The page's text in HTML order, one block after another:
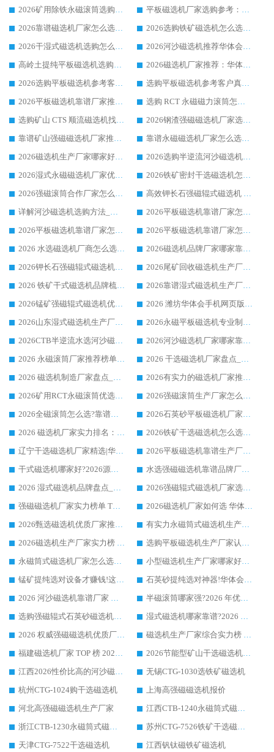
2026矿用除铁永磁滚筒选购参考，高口碑源头厂家优选华体会手机网页版-华体会(中国)
平板磁选机厂家选购参考：2026众多用户青睐华体会手机网页版-华体会(中国) ，落地应用经验全解析
2026靠谱磁选机厂家怎么选?综合实测，众多客户青睐华体会手机网页版-华体会(中国) 设备
2026选购铁矿磁选机怎么选?综合口碑出众的华体会手机网页版-华体会(中国) 值得矿山用户参考
2026干湿式磁选机选购怎么选?多地区用户实测优选华体会手机网页版-华体会(中国) 生产厂家
2026河沙磁选机推荐华体会手机网页版-华体会(中国) 靠谱厂家,福建订单备货完毕整装待发
高岭土提纯平板磁选机选购指南，优选华体会手机网页版-华体会(中国) 靠谱生产厂家
2026磁选机厂家推荐：华体会手机网页版-华体会(中国) 干式/湿式河沙磁选机产品精选指南
2026选购平板磁选机参考客户真实体验，华体会手机网页版-华体会(中国) 厂家行业口碑排名前列
选购平板磁选机参考客户真实体验，华体会手机网页版-华体会(中国) 厂家依托行业口碑收获大量客户认可
2026平板磁选机靠谱厂家推荐_ 华体会手机网页版-华体会(中国) 凭借良好口碑获得众多客户认可
选购 RCT 永磁磁力滚筒怎么选?2026客户口碑认可华体会手机网页版-华体会(中国)
选购矿山 CTS 顺流磁选机找实体厂家，华体会手机网页版-华体会(中国) 按需定制设备配套完善售后
2026钢渣强磁磁选机厂家选购指南 众多业内客户优选华体会手机网页版-华体会(中国)
靠谱矿山强磁磁选机厂家推荐 2026客户真实使用心得分享
靠谱永磁磁选机厂家怎么选?福建客户真实体验分享华体会手机网页版-华体会(中国) 品牌
2026磁选机生产厂家哪家好?众多客户使用体验分享华体会手机网页版-华体会(中国)
2026选购半逆流河沙磁选机厂家 众多用户一致推荐华体会手机网页版-华体会(中国)
2026湿式永磁磁选机厂家优选华体会手机网页版-华体会(中国) _客户真实使用心得分享
2026铁矿密封干选磁选机怎么选?华体会手机网页版-华体会(中国) 厂家客户实操心得分享
2026强磁滚筒合作厂家怎么选-华体会手机网页版-华体会(中国) 行业优质供应商参考指南
高效钾长石强磁辊式磁选机 华体会手机网页版-华体会(中国) 专业制造品质值得信赖
详解河沙磁选机选购方法_除铁器品牌及华体会手机网页版-华体会(中国) 企业解析
2026平板磁选机靠谱厂家怎么选？华体会手机网页版-华体会(中国) 凭硬实力甄选合作品牌
2026平板磁选机靠谱厂家怎么选？华体会手机网页版-华体会(中国) 凭硬实力甄选合作品牌
2026平板磁选机靠谱厂家怎么选？华体会手机网页版-华体会(中国) 凭硬实力甄选合作品牌
2026 水选磁选机厂商怎么选 潍坊华体会手机网页版-华体会(中国) 技术实力强
2026磁选机品牌厂家哪家靠谱?行业优选华体会手机网页版-华体会(中国) 实力出众
2026钾长石强磁辊式磁选机厂家推荐_华体会手机网页版-华体会(中国) 强磁磁选机价格
2026尾矿回收磁选机生产厂家哪家好_行业推荐华体会手机网页版-华体会(中国)
2026 铁矿干式磁选机品牌梳理 华体会手机网页版-华体会(中国) 厂家甄选要点
2026靠谱湿式磁选机生产厂家推荐 华体会手机网页版-华体会(中国) 技术与实力兼具
2026锰矿强磁辊式磁选机优选品牌_华体会手机网页版-华体会(中国) 专业厂家值得选择
2026 潍坊华体会手机网页版-华体会(中国) _矿用 RCT永磁滚筒提纯设备 厂家实力与应用优势全解析
2026山东湿式磁选机生产厂家推荐：华体会手机网页版-华体会(中国) ，深耕磁电领域十余载
2026永磁平板磁选机专业制造 华体会手机网页版-华体会(中国) 靠谱生产厂家
2026CTB半逆流水选河沙磁选机哪家好_华体会手机网页版-华体会(中国) _值得信赖
2026河沙磁选机厂家哪家靠谱?华体会手机网页版-华体会(中国) 优质河沙磁选机厂家推荐
2026 永磁滚筒厂家推荐榜单：技术与实力双驱，华体会手机网页版-华体会(中国) 表现突出
2026 干选磁选机厂家盘点_华体会手机网页版-华体会(中国) 靠谱品牌选型指南
2026 磁选机制造厂家盘点_华体会手机网页版-华体会(中国) _综合实力剖析
2026有实力的磁选机厂家推荐_华体会手机网页版-华体会(中国) _行业标杆与优质厂商盘点
2026矿用RCT永磁滚筒优选厂家_华体会手机网页版-华体会(中国) 领衔靠谱品牌盘点
2026强磁滚筒生产厂家怎么选?行业口碑推荐华体会手机网页版-华体会(中国)
2026全磁滚筒怎么选?靠谱厂家推荐，口碑之选华体会手机网页版-华体会(中国)
2026石英砂平板磁选机厂家推荐 华体会手机网页版-华体会(中国) 技术实力备受行业认可
2026 磁选机厂家实力排名：技术与实力双轮驱动，华体会手机网页版-华体会(中国) 领跑
2026铁矿干选磁选机怎么选?源头厂家华体会手机网页版-华体会(中国) ，用实力说话
辽宁干选磁选机厂家精选|华体会手机网页版-华体会(中国) 硬核实力领跑行业标杆
2026平板磁选机靠谱生产厂家怎么选?行业标杆华体会手机网页版-华体会(中国) ，凭硬实力脱颖而出
干式磁选机哪家好?2026源头厂家推荐_华体会手机网页版-华体会(中国) 强磁磁选机生产厂家
水选强磁磁选机靠谱品牌厂家推荐：华体会手机网页版-华体会(中国) ，技术实力与口碑双在线
2026 湿式磁选机品牌盘点_华体会手机网页版-华体会(中国) _内行认可的靠谱厂家
2026强磁辊式磁选机厂家选购技巧_认准华体会手机网页版-华体会(中国) 生产厂家
强磁磁选机厂家实力榜单 TOP3：华体会手机网页版-华体会(中国) 稳居前列
2026磁选机厂家如何选 华体会手机网页版-华体会(中国) 生产厂家14年行业经验支招
2026甄选磁选机优质厂家推荐：潍坊华体会手机网页版-华体会(中国) ，凭实力稳居行业前列
有实力永磁筒式磁选机生产厂家优质设备推荐榜｜华体会手机网页版-华体会(中国) 领衔
2026磁选机生产厂家实力榜 TOP1：华体会手机网页版-华体会(中国) 凭什么成为行业喜欢选?
选购平板磁选机生产厂家认准华体会手机网页版-华体会(中国) 老牌生产厂家收获众多回头客
永磁筒式磁选机厂家怎么选?14 年老厂华体会手机网页版-华体会(中国) 凭实力出圈，这 5 大优势太圈粉
小型磁选机生产厂家哪家好?2026 年实测推荐，华体会手机网页版-华体会(中国) 十年口碑厂值得闭眼入
锰矿提纯选对设备才赚钱!这家临朐厂家的强磁辊磁选机凭啥成行业标杆?
石英砂提纯选对神器!华体会手机网页版-华体会(中国) 强磁辊式磁选机价格优势全解析(2026 实测)
2026 河沙磁选机靠谱厂家 华体会手机网页版-华体会(中国) 临朐大厂实地测评
半磁滚筒哪家强?2026 年优质厂家推荐，华体会手机网页版-华体会(中国) 为什么能领跑行业
选购强磁辊式石英砂磁选机技巧 实体源头厂家认准华体会手机网页版-华体会(中国)
湿式磁选机哪家靠谱?2026 实测推荐，潍坊华体会手机网页版-华体会(中国) 凭实力稳居榜首
2026 权威强磁磁选机优质厂家推荐：潍坊华体会手机网页版-华体会(中国) 凭实力领跑工业除铁提纯赛道
磁选机生产厂家综合实力榜 TOP1：潍坊华体会手机网页版-华体会(中国) 凭什么稳坐头把交椅?
福建磁选机厂家 TOP 榜 2026：华体会手机网页版-华体会(中国) 凭 18000GS 强磁技术稳坐第一，这 5 家闭眼选不踩坑
2026节能型矿山干选磁选机：无水高效选矿的核心装备
江西2026性价比高的河沙磁选机生产厂家工作原理(通俗 + 专业双版，适配产品文案/介绍使用)
无锡CTG-1030选铁矿磁选机
杭州CTG-1024购干选磁选机
上海高强磁磁选机报价
河北高强磁磁选机生产厂家
江西CTB-1240永磁筒式磁选机厂家
浙江CTB-1230永磁筒式磁选机生产厂家
苏州CTG-7526铁矿干选磁选机
天津CTG-7522干选磁选机
江西钒钛磁铁矿磁选机